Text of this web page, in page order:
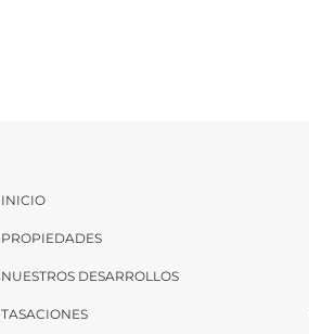
INICIO
PROPIEDADES
NUESTROS DESARROLLOS
TASACIONES